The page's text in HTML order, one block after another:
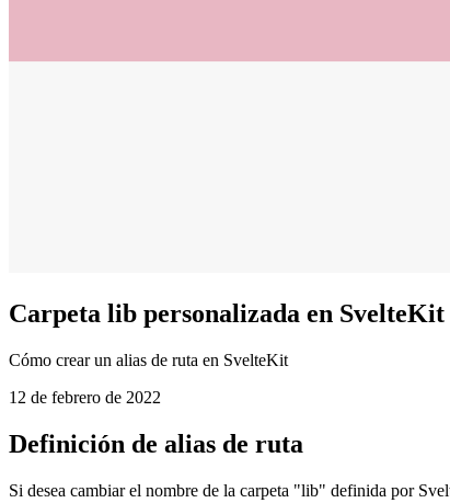
Carpeta lib personalizada en SvelteKit
Cómo crear un alias de ruta en SvelteKit
12 de febrero de 2022
Definición de alias de ruta